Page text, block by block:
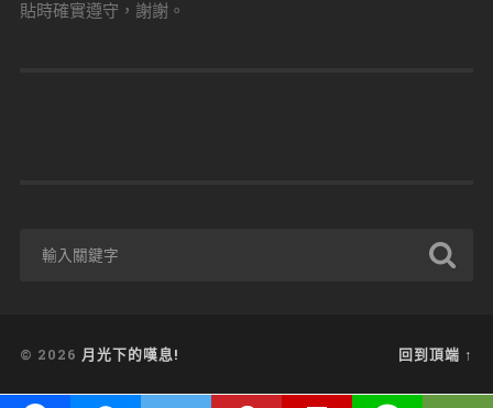
貼時確實遵守，謝謝。
© 2026 月光下的嘆息! 回到頂端 ↑